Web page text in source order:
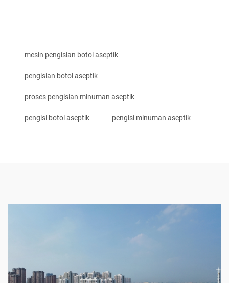
mesin pengisian botol aseptik
pengisian botol aseptik
proses pengisian minuman aseptik
pengisi botol aseptik pengisi minuman aseptik